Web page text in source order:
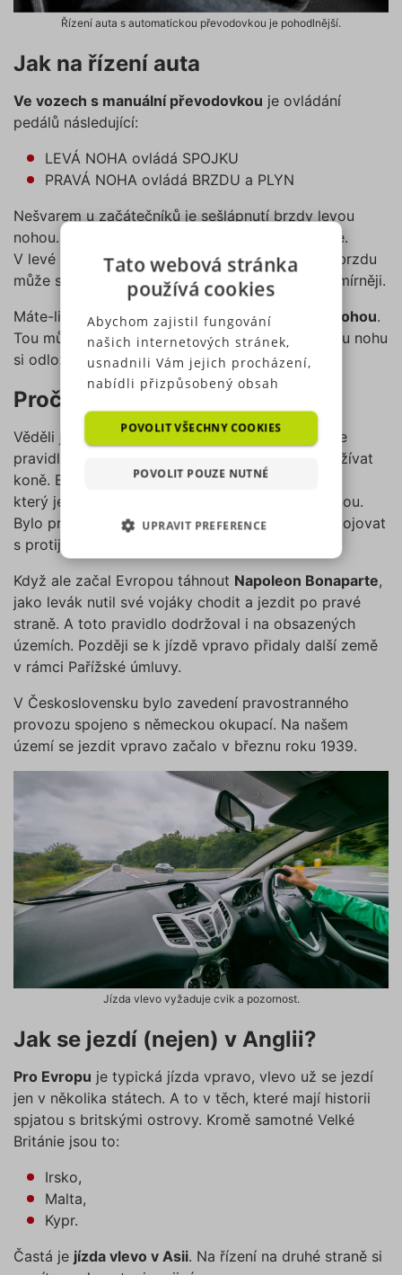
Řízení auta s automatickou převodovkou je pohodlnější.
Jak na řízení auta
Ve vozech s manuální převodovkou je ovládání
pedálů následující:
LEVÁ NOHA ovládá SPOJKU
PRAVÁ NOHA ovládá BRZDU a PLYN
Nešvarem u začátečníků je sešlápnutí brzdy levou
nohou. To je nejen nepohodlné, ale i nebezpečné.
V levé noze totiž většina lidí nemá takový cit a brzdu
může sešlápnout o dost prudčeji, nebo naopak mírněji.
Máte-li
automat, pak si vystačíte jens pravou nohou.
Tou můžete komfortně ovládat oba pedály, levou nohu
si odložte na místo u dveří.
Proč jezdíme vpravo?
Věděli jste, že bývalo zvykem jezdit vlevo? Tohle
pravidlo platilo již v dobách, kdy lidé začali používat
koně. Běžně se na levé straně těla nosil meč,
který jezdec tasil obvykle schopnější pravou rukou.
Bylo proto namístě jezdit vlevo, aby bylo lehčí bojovat
s protijedoucím nepřítelem.
Když ale začal Evropou táhnout Napoleon Bonaparte,
jako levák nutil své vojáky chodit a jezdit po pravé
straně. A toto pravidlo dodržoval i na obsazených
územích. Později se k jízdě vpravo přidaly další země
v rámci Pařížské úmluvy.
V Československu bylo zavedení pravostranného
provozu spojeno s německou okupací. Na našem
území se jezdit vpravo začalo v březnu roku 1939.
Jízda vlevo vyžaduje cvik a pozornost.
Jak se jezdí (nejen) v Anglii?
Pro Evropu je typická jízda vpravo, vlevo už se jezdí
jen v několika státech. A to v těch, které mají historii
spjatou s britskými ostrovy. Kromě samotné Velké
Británie jsou to:
Irsko,
Malta,
Kypr.
Častá je jízda vlevo v Asii. Na řízení na druhé straně si
Tato webová stránka
používá cookies
Abychom zajistil fungování
našich internetových stránek,
usnadnili Vám jejich procházení,
nabídli přizpůsobený obsah
analyzovat návštěvnost,
využíváme soubory cookies,
které sdílíme se svými partnery
(výkonové soubory, soubory
využívat pouze s Vaším
předchozím souhlasem, který
můžete udělit zaškrtnutím
políčka u příslušného druhu
cookies pod tlačítkem „Upravit
preference“. Souhlas s použitím
všech těchto typů cookies
můžete udělit také jednoduše
jedním kliknutím na tlačítko
„Povolit všechny cookies“. Pokud
si nepřejete udělit souhlas s
používáním žádného z
volitelných typů cookies, klikněte
na tlačítko „Povolit pouze nutné
cookies“, a my budeme využívat
pouze tzv. nutné nebo funkční
cookies, jejichž použití je
nezbytné pro chod této webové
stránky. Nastavení cookies
můžete kdykoliv upravit na
podstránce "Změnit nastavení
internetových stránek. Další
Zásadách ochrany osobních
údajůaZásadách používání
souborů cookie.“
POVOLIT VŠECHNY COOKIES
POVOLIT POUZE NUTNÉ
UPRAVIT PREFERENCE
NEZBYTNĚ NUTNÉ SOUBORY
VÝKONOVÉ SOUBORY
SOUBORY CÍLENÍ
NEZAŘAZENÉ SOUBORY
Nezbytně nutné soubory
Výkonové soubory
Soubory cílení
Funkční soubory
Nezařazené soubory
Nezbytně nutné soubory cookies
zprostředkovávají základní funkčnost stránky,
web bez nich nemůže fungovat. Tyto cookies
můžeme využívat i bez Vašeho souhlasu.
Poskytovatel /
Doména
Popis
a
dalšího